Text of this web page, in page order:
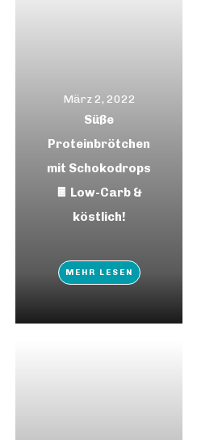
März 2, 2022
Süße
Proteinbrötchen
mit Schokodrops
🍫 Low-Carb &
köstlich!
MEHR LESEN